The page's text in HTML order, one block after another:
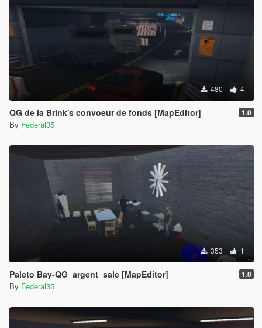
480 4
QG de la Brink's convoeur de fonds [MapEditor] 1.0
By Federal35
353 1
Paleto Bay-QG_argent_sale [MapEditor] 1.0
By Federal35